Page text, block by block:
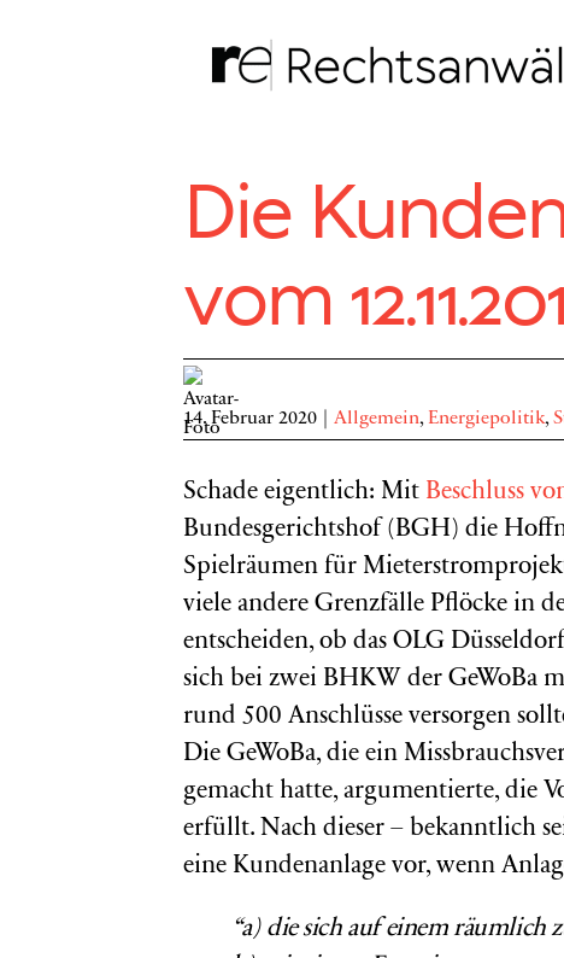
Die
vom
14. Februar 2020 Allgemein, Energiepolitik,
Schade eigentlich: Mit Beschluss
Bundesgerichtshof (BGH) die
Spielräumen für
viele andere Grenzfälle Pflöcke in
entscheiden, ob das OLG
sich bei zwei BHKW der GeWoBa
rund 500 Anschlüsse versorgen
Die GeWoBa, die ein
gemacht hatte, argumentierte, die
erfüllt. Nach dieser – bekanntlich
eine Kundenanlage vor, wenn
“a) die sich auf einem räumlich